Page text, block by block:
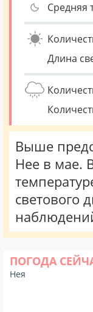
Средняя
Длина
Выше
Нее в мае.
светового
ПОГОДА
Нея